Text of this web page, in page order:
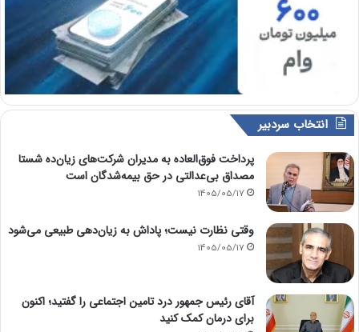
انتخاب سردبیر
پرداخت فوق‌العاده به مدیران شرکت‌های زیان‌ده شستا
مصداق بی‌عدالتی در حق بیمه‌شدگان است
1405/05/17
وقتی نظارت نیست؛ پاداش به زیان‌دهی طبیعی می‌شود
1405/05/17
آقای رئیس جمهور درد تامین اجتماعی را گفتید؛ اکنون
برای درمان کمک کنید